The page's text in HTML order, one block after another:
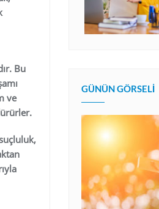
Bu
ve
GÜNÜN GÖRSELI